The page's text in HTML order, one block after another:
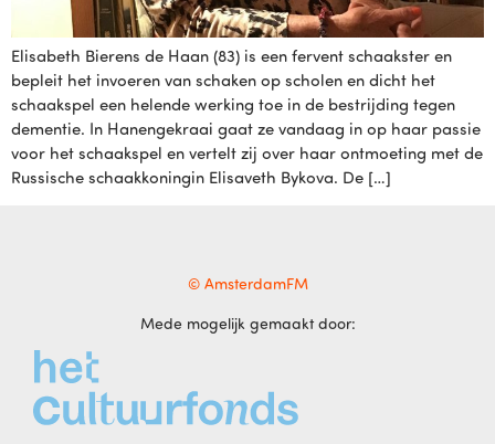
Elisabeth Bierens de Haan (83) is een fervent schaakster en
bepleit het invoeren van schaken op scholen en dicht het
schaakspel een helende werking toe in de bestrijding tegen
dementie. In Hanengekraai gaat ze vandaag in op haar passie
voor het schaakspel en vertelt zij over haar ontmoeting met de
Russische schaakkoningin Elisaveth Bykova. De […]
© AmsterdamFM
Mede mogelijk gemaakt door: